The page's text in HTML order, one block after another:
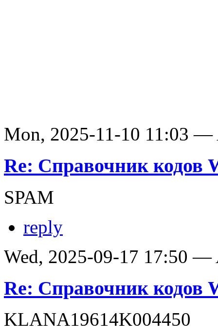
Mon, 2025-11-10 11:03 —
Re: Справочник кодов
SPAM
reply
Wed, 2025-09-17 17:50 —
Re: Справочник кодов
KLANA19614K004450